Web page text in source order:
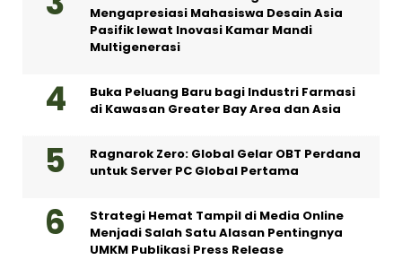
Mengapresiasi Mahasiswa Desain Asia
Pasifik lewat Inovasi Kamar Mandi
Multigenerasi
Buka Peluang Baru bagi Industri Farmasi
di Kawasan Greater Bay Area dan Asia
Ragnarok Zero: Global Gelar OBT Perdana
untuk Server PC Global Pertama
Strategi Hemat Tampil di Media Online
Menjadi Salah Satu Alasan Pentingnya
UMKM Publikasi Press Release